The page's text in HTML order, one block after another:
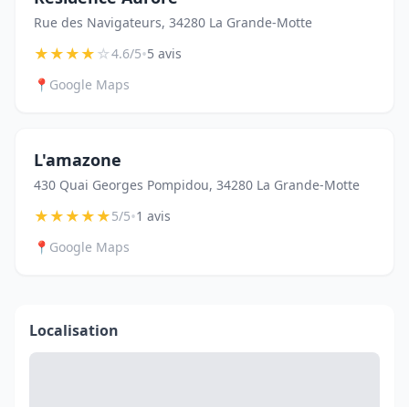
Rue des Navigateurs, 34280 La Grande-Motte
★★★★☆4.6/5•5 avis
📍 Google Maps
L'amazone
430 Quai Georges Pompidou, 34280 La Grande-Motte
★★★★★5/5•1 avis
📍 Google Maps
Localisation